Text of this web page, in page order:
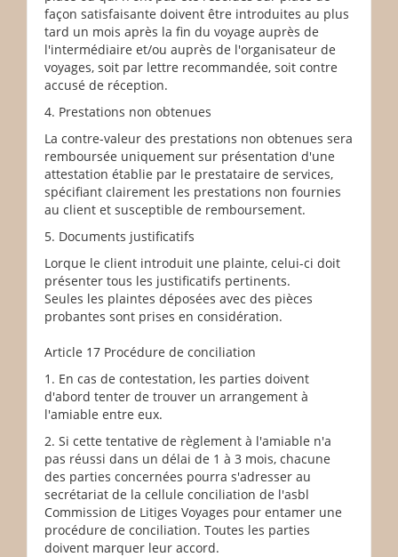
façon satisfaisante doivent être introduites au plus
tard un mois après la fin du voyage auprès de
l'intermédiaire et/ou auprès de l'organisateur de
voyages, soit par lettre recommandée, soit contre
accusé de réception.
4. Prestations non obtenues
La contre-valeur des prestations non obtenues sera
remboursée uniquement sur présentation d'une
attestation établie par le prestataire de services,
spécifiant clairement les prestations non fournies
au client et susceptible de remboursement.
5. Documents justificatifs
Lorque le client introduit une plainte, celui-ci doit
présenter tous les justificatifs pertinents.
Seules les plaintes déposées avec des pièces
probantes sont prises en considération.
Article 17 Procédure de conciliation
1. En cas de contestation, les parties doivent
d'abord tenter de trouver un arrangement à
l'amiable entre eux.
2. Si cette tentative de règlement à l'amiable n'a
pas réussi dans un délai de 1 à 3 mois, chacune
des parties concernées pourra s'adresser au
secrétariat de la cellule conciliation de l'asbl
Commission de Litiges Voyages pour entamer une
procédure de conciliation. Toutes les parties
doivent marquer leur accord.